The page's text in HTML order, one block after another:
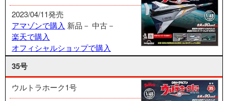
2023/04/11発売
アマゾンで購入 新品－ 中古－
楽天で購入
オフィシャルショップで購入
35号
ウルトラホーク1号